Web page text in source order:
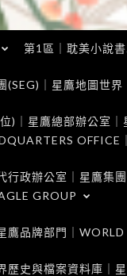
第1區｜耽美小說書
(SEG)｜星鷹地圖世
)｜星鷹總部辦公室
OFFICE
行政辦公室｜星鷹集
GROUP
鷹品牌部門｜
歷史與檔案資料庫｜